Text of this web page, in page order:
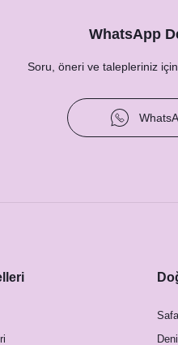
WhatsApp
Soru, öneri ve talepleriniz